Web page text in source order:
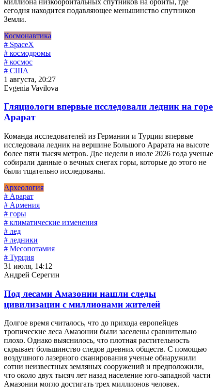
сегодня находится подавляющее меньшинство спутников
Земли.
Космонавтика
# SpaceX
# космодромы
# космос
# США
1 августа, 20:27
Evgenia Vavilova
Гляциологи впервые исследовали ледник на горе
Арарат
Команда исследователей из Германии и Турции впервые
исследовала ледник на вершине Большого Арарата на высоте
более пяти тысяч метров. Две недели в июле 2026 года ученые
собирали данные о вечных снегах горы, которые до этого не
были тщательно исследованы.
Археология
# Арарат
# Армения
# горы
# климатические изменения
# лед
# ледники
# Месопотамия
# Турция
31 июля, 14:12
Андрей Серегин
Под лесами Амазонии нашли следы
цивилизации с миллионами жителей
Долгое время считалось, что до прихода европейцев
тропические леса Амазонии были заселены сравнительно
плохо. Однако выяснилось, что плотная растительность
скрывает большинство следов древних обществ. С помощью
воздушного лазерного сканирования ученые обнаружили
сотни неизвестных земляных сооружений и предположили,
что около двух тысяч лет назад население юго-западной части
Амазонии могло достигать трех миллионов человек.